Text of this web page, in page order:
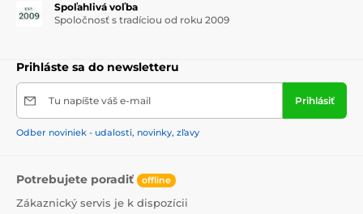
Spoľahlivá voľba
Spoločnosť s tradíciou od roku 2009
Prihláste sa do newsletteru
Tu napíšte váš e-mail Prihlásiť
Odber noviniek - udalosti, novinky, zľavy
Potrebujete poradiť offline
Zákaznický servis je k dispozícii